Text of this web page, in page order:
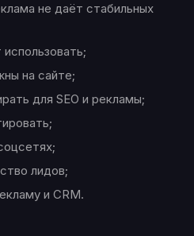
не даёт стабильных
на сайте;
для SEO и рекламы;
лидов;
и CRM.